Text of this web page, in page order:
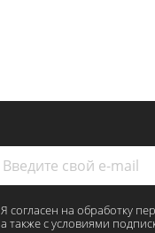
Я согласен на обработку
а также с условиями